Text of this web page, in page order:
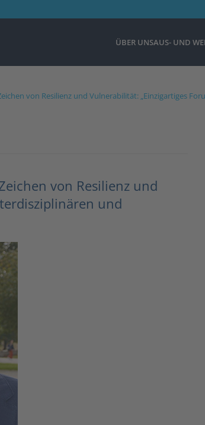
ÜBER UNSAUS- UND
von Resilienz und Vulnerabilität: „Einzigartiges
von Resilienz und
und